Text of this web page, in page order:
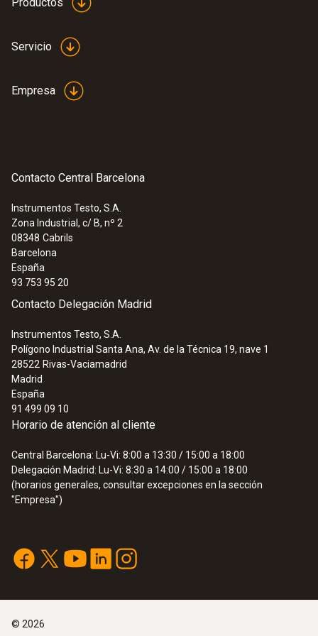
Productos
Servicio
Empresa
Contacto Central Barcelona
Instrumentos Testo, S.A.
Zona Industrial, c/ B, nº 2
08348 Cabrils
Barcelona
España
93 753 95 20
Contacto Delegación Madrid
Instrumentos Testo, S.A.
Polígono Industrial Santa Ana, Av. de la Técnica 19, nave 1
28522 Rivas-Vaciamadrid
Madrid
España
91 499 09 10
Horario de atención al cliente
Central Barcelona: Lu-Vi: 8:00 a 13:30 / 15:00 a 18:00
Delegación Madrid: Lu-Vi: 8:30 a 14:00 / 15:00 a 18:00
(horarios generales, consultar excepciones en la sección
"Empresa")
© 2026